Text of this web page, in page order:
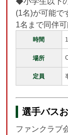
(1名)が可能で
1名まで同伴可
時間
場所
定員
選手バス
ファンクラブ